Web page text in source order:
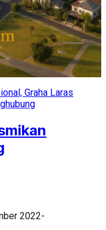
2022